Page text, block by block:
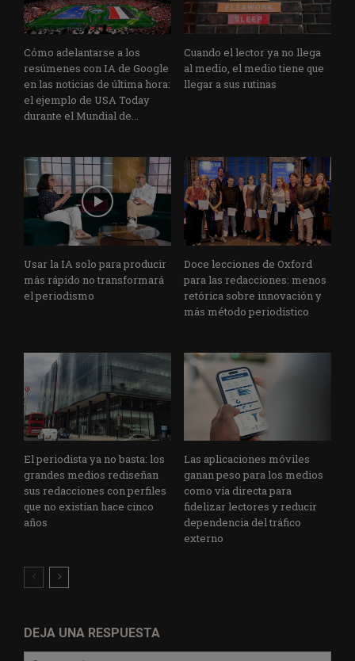
Cómo adelantarse a los
resúmenes con IA de Google
en las noticias de última hora:
el ejemplo de USA Today
durante el Mundial de...
Cuando el lector ya no llega
al medio, el medio tiene que
llegar a sus rutinas
Usar la IA solo para producir
más rápido no transformará
el periodismo
Doce lecciones de Oxford
para las redacciones: menos
retórica sobre innovación y
más método periodístico
El periodista ya no basta: los
grandes medios rediseñan
sus redacciones con perfiles
que no existían hace cinco
años
Las aplicaciones móviles
ganan peso para los medios
como vía directa para
fidelizar lectores y reducir
dependencia del tráfico
externo
DEJA UNA RESPUESTA